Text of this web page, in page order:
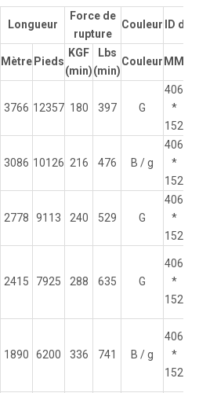
Longueur
Force de
rupture
Couleur ID de
Mètre Pieds
KGF
(min)
Lbs
(min)
Couleur MM
3766 12357 180 397 G
406
*
152
3086 10126 216 476 B / g
406
*
152
2778 9113 240 529 G
406
*
152
2415 7925 288 635 G
406
*
152
1890 6200 336 741 B / g
406
*
152